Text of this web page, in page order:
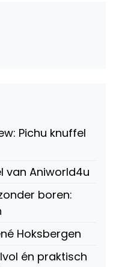
Pichu knuffel
van Aniworld4u
boren:
Hoksbergen
én praktisch